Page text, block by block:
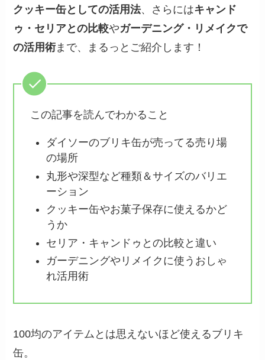
クッキー缶としての活用法、さらにはキャンド
ゥ・セリアとの比較やガーデニング・リメイクで
の活用術 まで、まるっとご紹介します！
この記事を読んでわかること
ダイソーのブリキ缶が売ってる売り場
の場所
丸形や深型など種類＆サイズのバリエ
ーション
クッキー缶やお菓子保存に使えるかど
うか
セリア・キャンドゥとの比較と違い
ガーデニングやリメイクに使うおしゃ
れ活用術
100均のアイテムとは思えないほど使えるブリキ
缶。